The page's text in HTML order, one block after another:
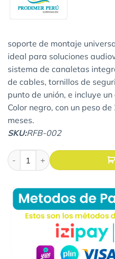
soporte de montaje
ideal para soluciones
sistema de canaletas
de cables, tornillos de
punto de unión, e incluye
Color negro, con un peso
meses.
SKU:RFB-002
RACK FIJO NEGRO